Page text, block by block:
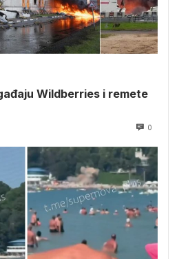
Wildberries i remete
0